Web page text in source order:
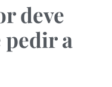
deve
pedir a